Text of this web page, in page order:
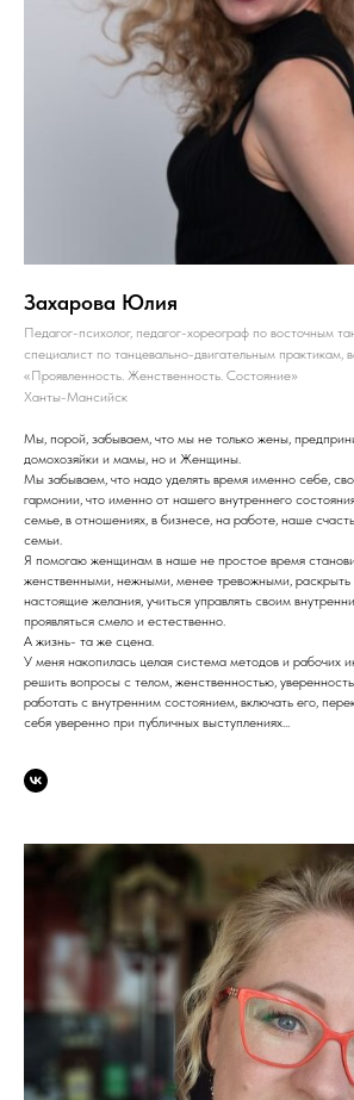
Захарова Юлия
Педагог-психолог, педагог-хореограф по восточным
специалист по танцевально-двигательным практикам,
«Проявленность. Женственность. Состояние»
Ханты-Мансийск
Мы, порой, забываем, что мы не только жены,
домохозяйки и мамы, но и Женщины.
Мы забываем, что надо уделять время именно себе,
гармонии, что именно от нашего внутреннего
семье, в отношениях, в бизнесе, на работе, наше
семьи.
Я помогаю женщинам в наше не простое время
женственными, нежными, менее тревожными, раскрыть
настоящие желания, учиться управлять своим
проявляться смело и естественно.
А жизнь- та же сцена.
У меня накопилась целая система методов и рабочих
решить вопросы с телом, женственностью,
работать с внутренним состоянием, включать его,
себя уверенно при публичных выступлениях...